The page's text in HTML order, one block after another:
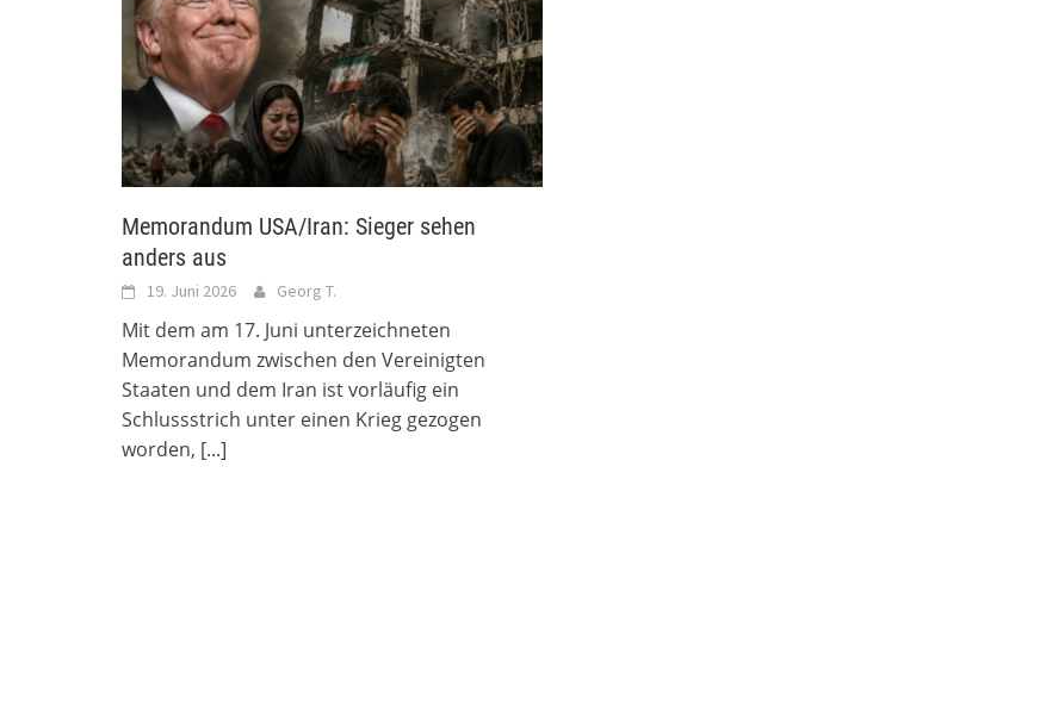
Memorandum USA/Iran: Sieger sehen
anders aus
19. Juni 2026 Georg T.
Mit dem am 17. Juni unterzeichneten
Memorandum zwischen den Vereinigten
Staaten und dem Iran ist vorläufig ein
Schlussstrich unter einen Krieg gezogen
worden, [...]